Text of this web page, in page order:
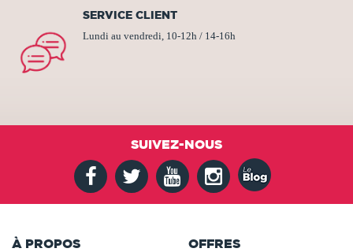
SERVICE CLIENT
Lundi au vendredi, 10-12h / 14-16h
SUIVEZ-NOUS
À PROPOS OFFRES